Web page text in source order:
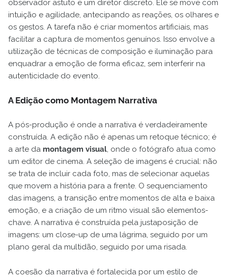
observador astuto e um diretor discreto. Ele se move com
intuição e agilidade, antecipando as reações, os olhares e
os gestos. A tarefa não é criar momentos artificiais, mas
facilitar a captura de momentos genuínos. Isso envolve a
utilização de técnicas de composição e iluminação para
enquadrar a emoção de forma eficaz, sem interferir na
autenticidade do evento.
A Edição como Montagem Narrativa
A pós-produção é onde a narrativa é verdadeiramente
construída. A edição não é apenas um retoque técnico; é
a arte da montagem visual, onde o fotógrafo atua como
um editor de cinema. A seleção de imagens é crucial: não
se trata de incluir cada foto, mas de selecionar aquelas
que movem a história para a frente. O sequenciamento
das imagens, a transição entre momentos de alta e baixa
emoção, e a criação de um ritmo visual são elementos-
chave. A narrativa é construída pela justaposição de
imagens: um close-up de uma lágrima, seguido por um
plano geral da multidão, seguido por uma risada.
A coesão da narrativa é fortalecida por um estilo de